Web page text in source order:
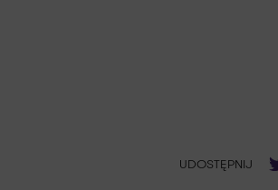
UDOSTĘPNIJ